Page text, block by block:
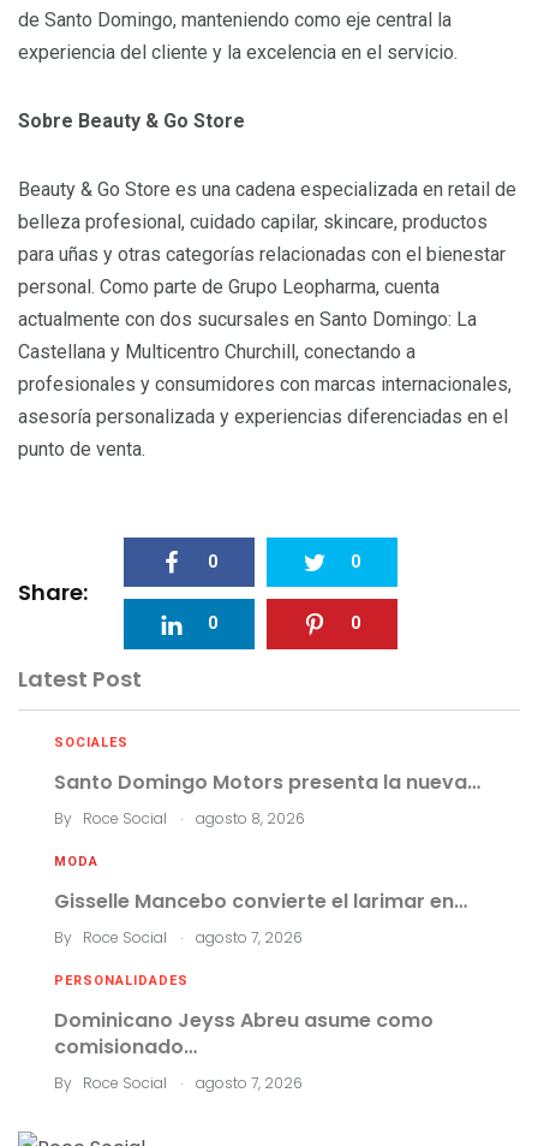
de Santo Domingo, manteniendo como eje central la
experiencia del cliente y la excelencia en el servicio.
Sobre Beauty & Go Store
Beauty & Go Store es una cadena especializada en retail de
belleza profesional, cuidado capilar, skincare, productos
para uñas y otras categorías relacionadas con el bienestar
personal. Como parte de Grupo Leopharma, cuenta
actualmente con dos sucursales en Santo Domingo: La
Castellana y Multicentro Churchill, conectando a
profesionales y consumidores con marcas internacionales,
asesoría personalizada y experiencias diferenciadas en el
punto de venta.
Share:
0 0
0 0
Latest Post
SOCIALES
Santo Domingo Motors presenta la nueva…
By Roce Social . agosto 8, 2026
MODA
Gisselle Mancebo convierte el larimar en…
By Roce Social . agosto 7, 2026
PERSONALIDADES
Dominicano Jeyss Abreu asume como
comisionado…
By Roce Social . agosto 7, 2026